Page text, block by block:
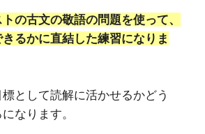
の古文の敬語の問題を使って、
るかに直結した練習になりま
として読解に活かせるかどう
なります。